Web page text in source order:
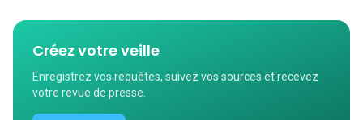
Créez votre veille
Enregistrez vos requêtes, suivez vos sources et recevez
votre revue de presse.